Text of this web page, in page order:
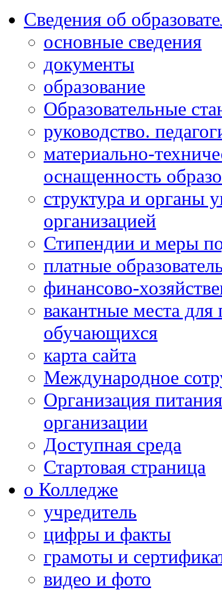
Сведения об
основные сведения
документы
образование
Образовательные
руководство.
материально-
оснащенность
структура и органы
организацией
Стипендии и меры
платные
финансово-
вакантные места
обучающихся
карта сайта
Международное
Организация
организации
Доступная среда
Стартовая страница
о Колледже
учредитель
цифры и факты
грамоты и
видео и фото